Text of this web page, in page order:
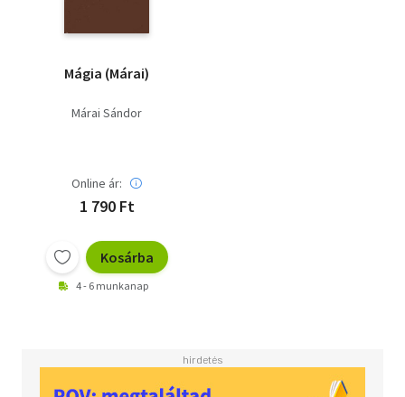
Mágia (Márai)
Márai Sándor
Online ár:
1 790 Ft
Kosárba
4 - 6 munkanap